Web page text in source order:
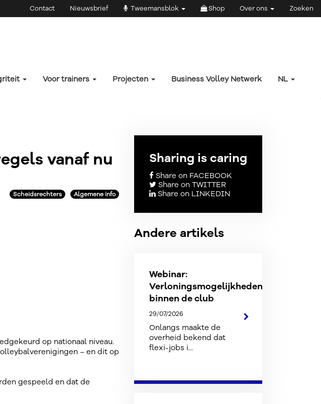
Contact Nieuwsbrief Tweemansblok Shop Over ons Zoeken
Voor trainers Projecten Business Volley Netwerk NL
vanaf nu
Algemene info
Scheidsrechters
op nationaal niveau.
– en dit op
gespeeld en dat de
Sharing is caring
Share on FACEBOOK
Share on TWITTER
Share on LINKEDIN
Andere artikels
Webinar:
Verloningsmogelijkheden
binnen de club
29/07/2026
Onlangs maakte de
overheid bekend dat
flexi-jobs i...